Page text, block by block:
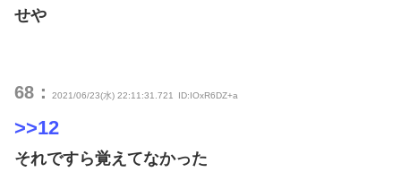
せや
68： 2021/06/23(水) 22:11:31.721 ID:IOxR6DZ+a
>>12
それですら覚えてなかった